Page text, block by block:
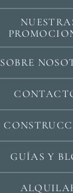
SOBRE
GUÍAS Y